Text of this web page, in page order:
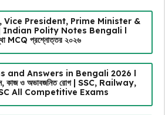
President, Prime Minister &
Indian Polity Notes Bengali l
MCQ প্রশ্নোত্তর ২০২৬
and Answers in Bengali 2026 l
উৎস, কাজ ও অভাবজনিত রোগ | SSC, Railway,
All Competitive Exams